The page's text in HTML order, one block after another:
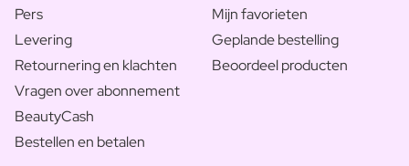
Pers
Levering
Retournering en klachten
Vragen over abonnement
BeautyCash
Bestellen en betalen
Mijn favorieten
Geplande bestelling
Beoordeel producten